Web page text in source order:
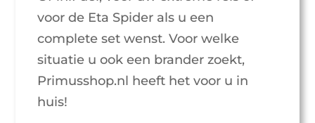
voor de Eta Spider als u een
complete set wenst. Voor welke
situatie u ook een brander zoekt,
Primusshop.nl heeft het voor u in
huis!